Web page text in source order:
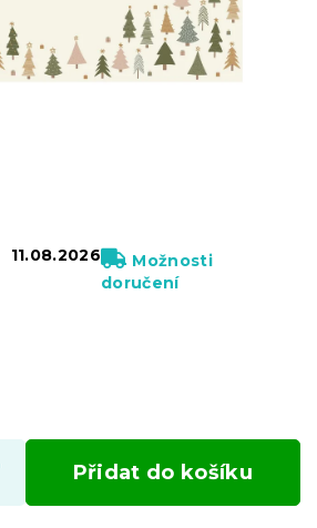
11.08.2026
Možnosti
doručení
Přidat do košíku